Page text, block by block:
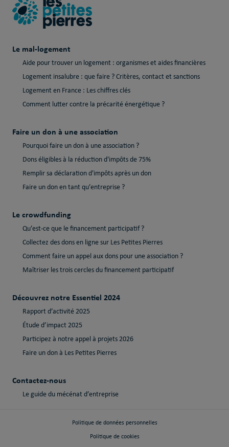
Le mal-logement
Aide pour trouver un logement : organismes et aides financières
Logement insalubre : que faire ? Critères, contact et sanctions
Logement en France : Les chiffres clés
Comment lutter contre la précarité énergétique ?
Faire un don à une association
Pourquoi faire un don à une association ?
Dons éligibles à la réduction d'impôts de 75%
Remplir sa déclaration d'impôts après un don
Faire un don en tant qu’entreprise ?
Le crowdfunding
Qu’est-ce que le financement participatif ?
Collectez des dons en ligne sur Les Petites Pierres
Comment faire un appel aux dons pour une association ?
Maîtriser les trois cercles du financement participatif
Découvrez notre Essentiel 2024
Rapport d’activité 2025
Étude d’impact 2025
Participez à notre appel à projets 2026
Faire un don à Les Petites Pierres
Contactez-nous
Le guide du mécénat d’entreprise
Politique de données personnelles
Politique de cookies